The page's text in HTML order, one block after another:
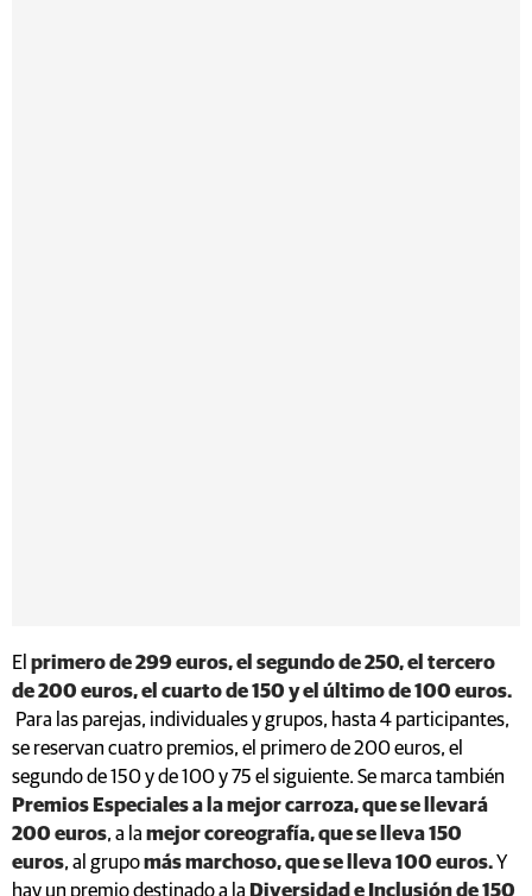
El primero de 299 euros, el segundo de 250, el tercero
de 200 euros, el cuarto de 150 y el último de 100 euros.
Para las parejas, individuales y grupos, hasta 4 participantes,
se reservan cuatro premios, el primero de 200 euros, el
segundo de 150 y de 100 y 75 el siguiente. Se marca también
Premios Especiales a la mejor carroza, que se llevará
200 euros, a la mejor coreografía, que se lleva 150
euros, al grupomás marchoso, que se lleva 100 euros.Y
hay un premio destinado a la Diversidad e Inclusión de 150